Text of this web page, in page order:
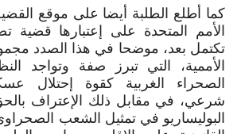
كما أطلع الطلبة أيضا على موقع
الأمم المتحدة على إعتبارها قضية
تكتمل بعد، موضحا في هذا الصدد
الأممية، التي تبرز صفة وتواجد
الصحراء الغربية كقوة إحتلال
شرعي، في مقابل ذلك الإعتراف
البوليساريو في تمثيل الشعب الصحراوي